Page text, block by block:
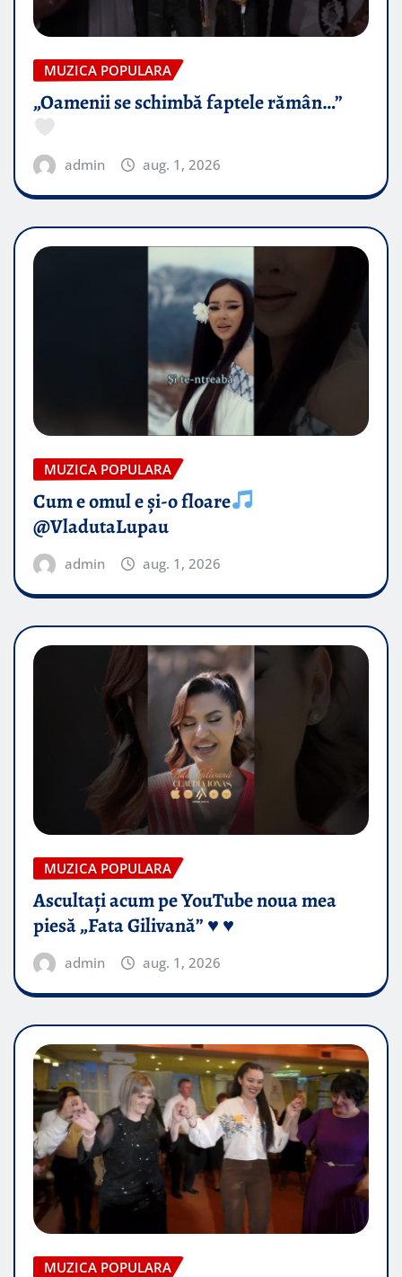
MUZICA POPULARA
„Oamenii se schimbă faptele rămân…”
admin aug. 1, 2026
MUZICA POPULARA
Cum e omul e și-o floare
@VladutaLupau
admin aug. 1, 2026
MUZICA POPULARA
Ascultați acum pe YouTube noua mea
piesă „Fata Gilivană” ♥️ ♥️
admin aug. 1, 2026
MUZICA POPULARA